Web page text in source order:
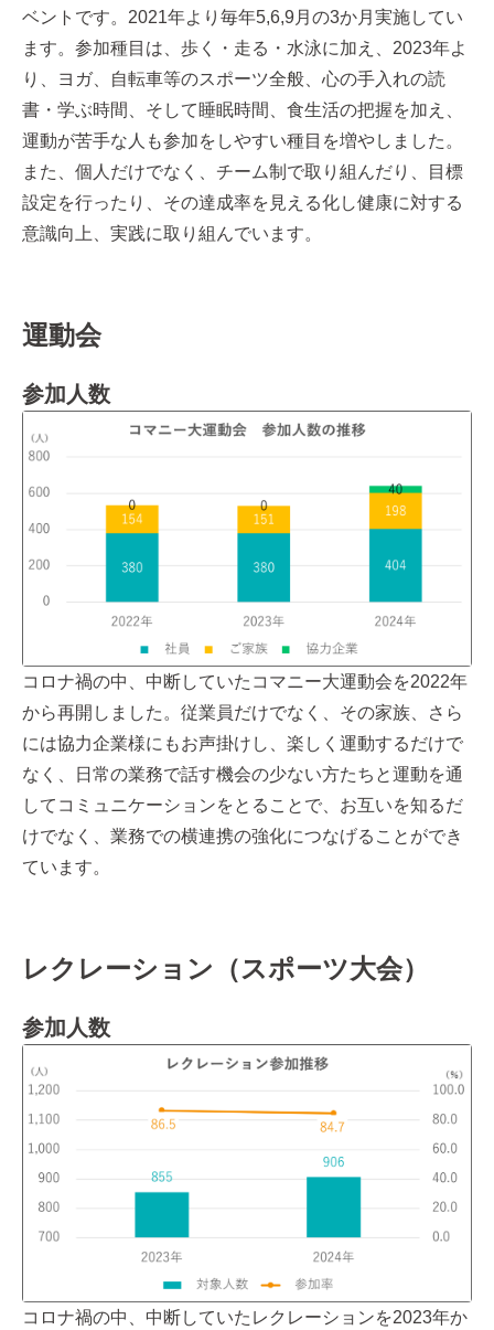
ベントです。2021年より毎年5,6,9月の3か月実施してい
ます。参加種目は、歩く・走る・水泳に加え、2023年よ
り、ヨガ、自転車等のスポーツ全般、心の手入れの読
書・学ぶ時間、そして睡眠時間、食生活の把握を加え、
運動が苦手な人も参加をしやすい種目を増やしました。
また、個人だけでなく、チーム制で取り組んだり、目標
設定を行ったり、その達成率を見える化し健康に対する
意識向上、実践に取り組んでいます。
運動会
参加人数
コロナ禍の中、中断していたコマニー大運動会を2022年
から再開しました。従業員だけでなく、その家族、さら
には協力企業様にもお声掛けし、楽しく運動するだけで
なく、日常の業務で話す機会の少ない方たちと運動を通
してコミュニケーションをとることで、お互いを知るだ
けでなく、業務での横連携の強化につなげることができ
ています。
レクレーション（スポーツ大会）
参加人数
コロナ禍の中、中断していたレクレーションを2023年か